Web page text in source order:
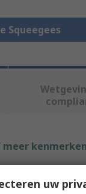
Squeegees
uw